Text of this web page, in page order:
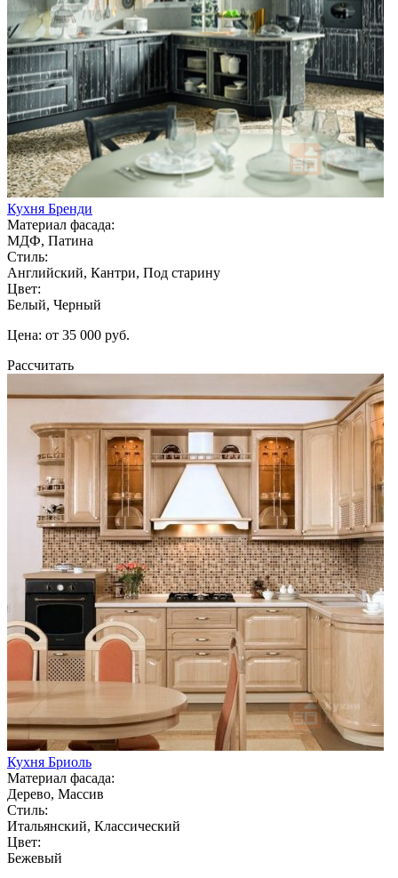
Кухня Бренди
Материал фасада:
МДФ, Патина
Стиль:
Английский, Кантри, Под старину
Цвет:
Белый, Черный
Цена: от 35 000 руб.
Рассчитать
Кухня Бриоль
Материал фасада:
Дерево, Массив
Стиль:
Итальянский, Классический
Цвет:
Бежевый